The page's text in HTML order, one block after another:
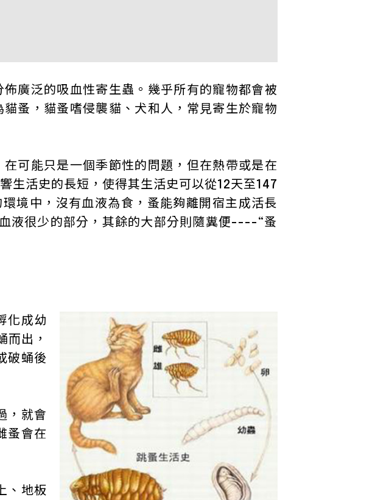
廣泛的吸血性寄生蟲。幾乎所有的寵物都會被
蚤，貓蚤嗜侵襲貓、犬和人，常見寄生於寵物
可能只是一個季節性的問題，但在熱帶或是在
生活史的長短，使得其生活史可以從12天至147
境中，沒有血液為食，蚤能夠離開宿主成活長
液很少的部分，其餘的大部分則隨糞便----“蚤
化成幼
而出，
破蛹後
，就會
蚤會在
、地板